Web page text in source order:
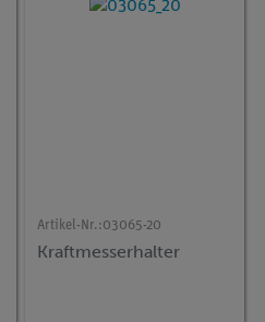
Artikel-Nr.:03065-20
Kraftmesserhalter